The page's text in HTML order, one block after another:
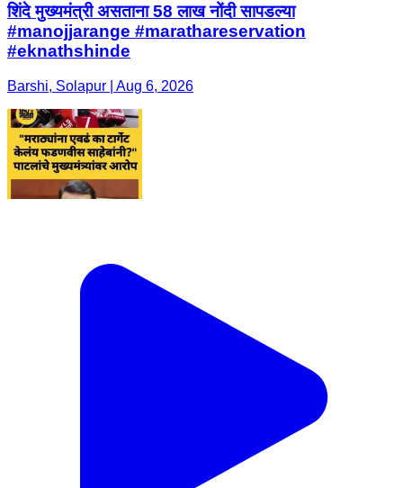
शिंदे मुख्यमंत्री असताना 58 लाख नोंदी सापडल्या
#manojjarange #marathareservation
#eknathshinde
Barshi, Solapur | Aug 6, 2026